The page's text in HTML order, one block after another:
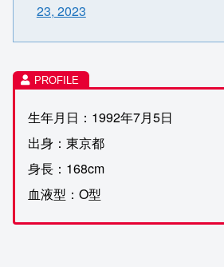
23, 2023
生年月日：1992年7月5日
出身：東京都
身長：168cm
血液型：O型